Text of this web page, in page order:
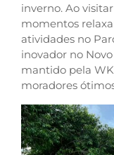
inverno. Ao
momentos
atividades no
inovador no
mantido pela
moradores